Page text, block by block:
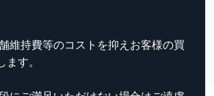
維持費等のコストを抑えお客様の買
ます。